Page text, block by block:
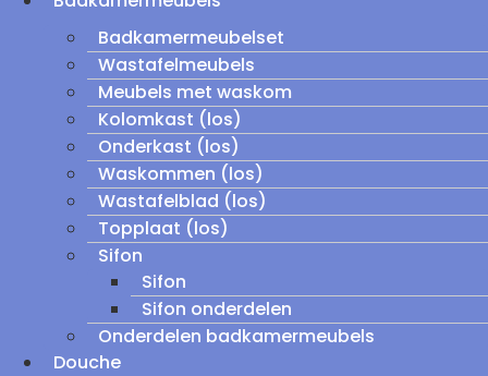
Badkamermeubelset
Wastafelmeubels
Meubels met waskom
Kolomkast (los)
Onderkast (los)
Waskommen (los)
Wastafelblad (los)
Topplaat (los)
Sifon
Sifon
Sifon onderdelen
Onderdelen badkamermeubels
Douche